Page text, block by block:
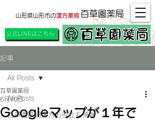
百草園薬局
山形県山形市の漢方薬局
公式LINEはこちら
記事
All Posts
百草園薬局漢方お役立ち情報
All Posts
Googleマップが１年で
百草園薬局
6月10日